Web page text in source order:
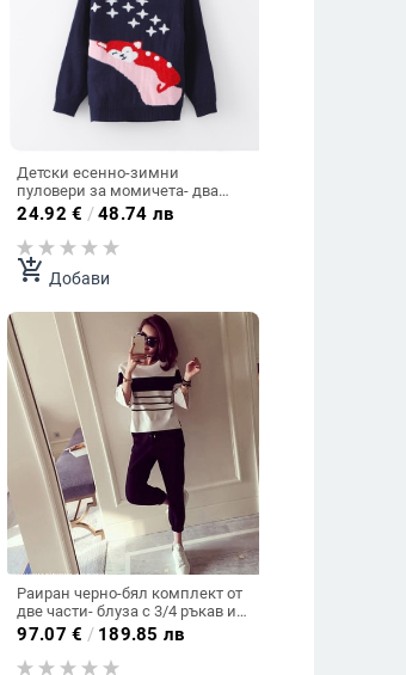
Детски есенно-зимни
пуловери за момичета- два
модела,два цвята.
24.92 € /48.74 лв
add_shopping_cart Добави
Раиран черно-бял комплект от
две части- блуза с 3/4 ръкав и
панталон.
97.07 € / 189.85 лв